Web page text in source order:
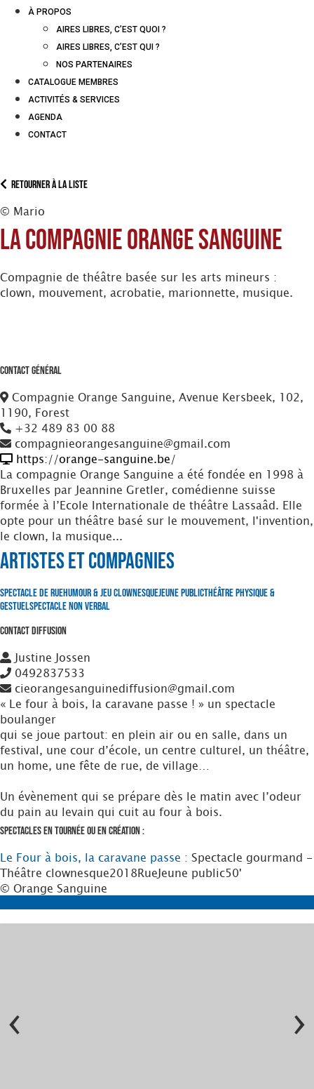
À PROPOS
AIRES LIBRES, C’EST QUOI ?
AIRES LIBRES, C’EST QUI ?
NOS PARTENAIRES
CATALOGUE MEMBRES
ACTIVITÉS & SERVICES
AGENDA
CONTACT
Retourner à la liste
© Mario
La Compagnie Orange Sanguine
Compagnie de théâtre basée sur les arts mineurs :
clown, mouvement, acrobatie, marionnette, musique.
Contact Général
Compagnie Orange Sanguine, Avenue Kersbeek, 102,
1190, Forest
+32 489 83 00 88
compagnieorangesanguine@gmail.com
https://orange-sanguine.be/
La compagnie Orange Sanguine a été fondée en 1998 à
Bruxelles par Jeannine Gretler, comédienne suisse
formée à l’Ecole Internationale de théâtre Lassaâd. Elle
opte pour un théâtre basé sur le mouvement, l'invention,
le clown, la musique...
Artistes et Compagnies
Spectacle de RueHumour & Jeu clownesqueJeune PublicThéâtre Physique &
GestuelSpectacle non verbal
Contact Diffusion
Justine Jossen
0492837533
cieorangesanguinediffusion@gmail.com
« Le four à bois, la caravane passe ! » un spectacle
boulanger
qui se joue partout: en plein air ou en salle, dans un
festival, une cour d’école, un centre culturel, un théâtre,
un home, une fête de rue, de village…
Un évènement qui se prépare dès le matin avec l’odeur
du pain au levain qui cuit au four à bois.
Spectacles en tournée ou en création :
Le Four à bois, la caravane passe : Spectacle gourmand -
Théâtre clownesque2018RueJeune public50'
© Orange Sanguine
‹ ›